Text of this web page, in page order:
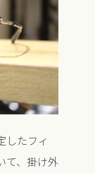
したフィ
て、掛け外